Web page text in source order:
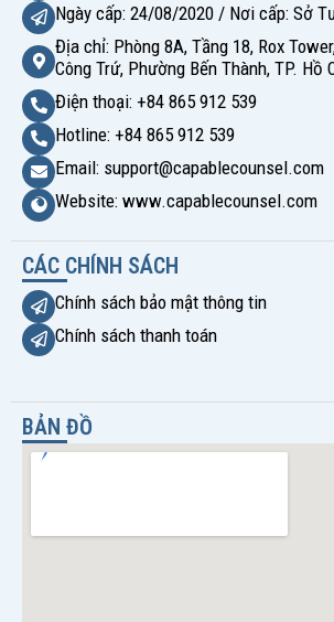
Ngày cấp: 24/08/2020 / Nơi cấp: Sở
Địa chỉ: Phòng 8A, Tầng 18, Rox
Công Trứ, Phường Bến Thành, TP. Hồ
Điện thoại: +84 865 912 539
Hotline: +84 865 912 539
Email: support@capablecounsel.com
Website: www.capablecounsel.com
CÁC CHÍNH SÁCH
Chính sách bảo mật thông tin
Chính sách thanh toán
BẢN ĐỒ